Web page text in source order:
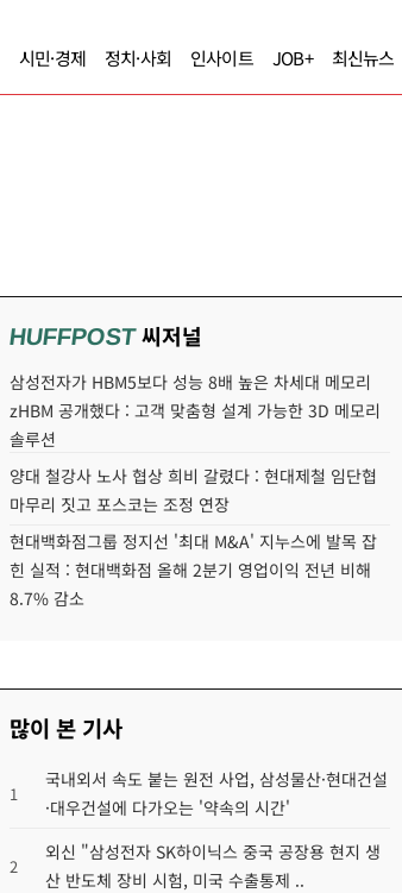
시민·경제 정치·사회 인사이트 JOB+ 최신뉴스
HUFFPOST씨저널
삼성전자가 HBM5보다 성능 8배 높은 차세대 메모리
zHBM 공개했다 : 고객 맞춤형 설계 가능한 3D 메모리
솔루션
양대 철강사 노사 협상 희비 갈렸다 : 현대제철 임단협
마무리 짓고 포스코는 조정 연장
현대백화점그룹 정지선 '최대 M&A' 지누스에 발목 잡
힌 실적 : 현대백화점 올해 2분기 영업이익 전년 비해
8.7% 감소
많이 본 기사
1
국내외서 속도 붙는 원전 사업, 삼성물산·현대건설
·대우건설에 다가오는 '약속의 시간'
2
외신 "삼성전자 SK하이닉스 중국 공장용 현지 생
산 반도체 장비 시험, 미국 수출통제 ..